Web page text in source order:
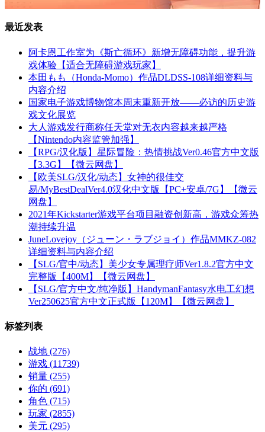
最近发表
阿卡恩工作室为《斯亡循环》新增无障碍功能，提升游
戏体验【适合无障碍游戏玩家】
本田もも（Honda-Momo）作品DLDSS-108详细资料与
内容介绍
国家电子游戏博物馆本周末重新开放——必访的历史游
戏文化展览
大人游戏发行商称任天堂对无衣内容越来越严格
【Nintendo内容监管加强】
【RPG/汉化版】星际冒险：热情挑战Ver0.46官方中文版
【3.3G】【微云网盘】
【欧美SLG/汉化/动态】女神的很佳交
易/MyBestDealVer4.0汉化中文版【PC+安卓/7G】【微云
网盘】
2021年Kickstarter游戏平台项目融资创新高，游戏众筹热
潮持续升温
JuneLovejoy（ジューン・ラブジョイ）作品MMKZ-082
详细资料与内容介绍
【SLG/官中/动态】美少女专属理疗师Ver1.8.2官方中文
完整版【400M】【微云网盘】
【SLG/官方中文/纯净版】HandymanFantasy水电工幻想
Ver250625官方中文正式版【120M】【微云网盘】
标签列表
战地 (276)
游戏 (11739)
销量 (255)
你的 (691)
角色 (715)
玩家 (2855)
美元 (295)